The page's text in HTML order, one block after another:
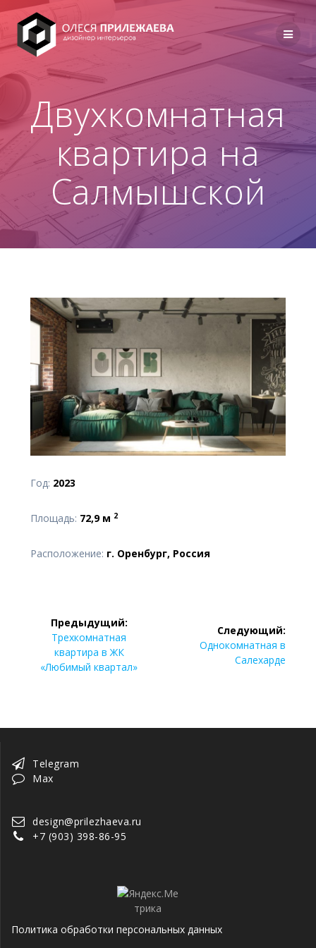
к
содержимому
Двухкомнатная
квартира на
Салмышской
Год: 2023
Площадь: 72,9 м 2
Расположение: г. Оренбург, Россия
Навигация
записям
Предыдущий:
Предыдущая
запись:
Трехкомнатная
квартира в ЖК
«Любимый квартал»
Следующий:
Следующая
Однокомнатная в
Салехарде
Telegram
Max
design@prilezhaeva.ru
+7 (903) 398-86-95
Политика обработки персональных данных